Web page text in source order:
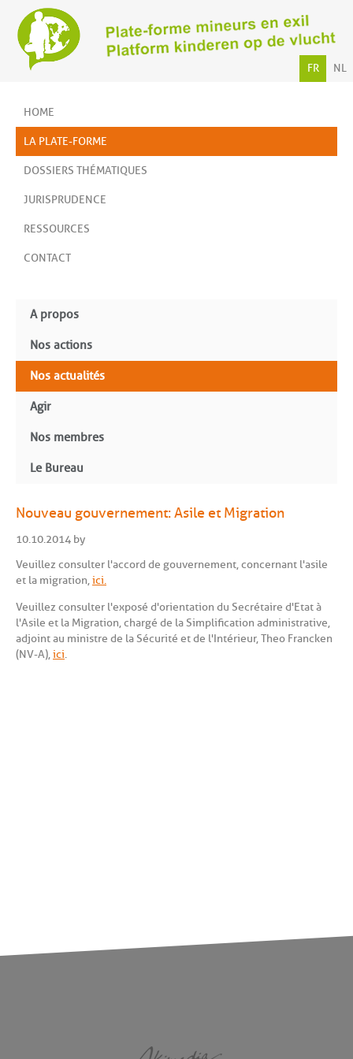
FR NL
HOME
LA PLATE-FORME
DOSSIERS THÉMATIQUES
JURISPRUDENCE
RESSOURCES
CONTACT
A propos
Nos actions
Nos actualités
Agir
Nos membres
Le Bureau
Nouveau gouvernement: Asile et Migration
10.10.2014 by
Veuillez consulter l'accord de gouvernement, concernant l'asile
et la migration,ici.
Veuillez consulter l'exposé d'orientation du Secrétaire d'Etat à
l'Asile et la Migration, chargé de la Simplification administrative,
adjoint au ministre de la Sécurité et de l'Intérieur, Theo Francken
(NV-A),ici.